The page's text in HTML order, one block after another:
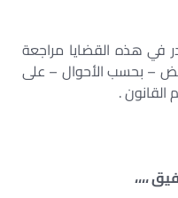
في هذه القضايا مراجعة
– بحسب الأحوال – على
.
،،،،